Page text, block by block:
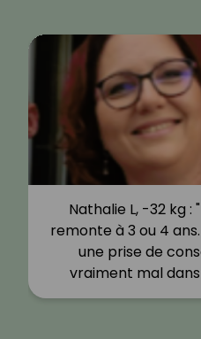
Nathalie L, -32 kg
remonte à 3 ou 4 ans.
une prise de
vraiment mal